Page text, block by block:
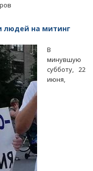
людей на митинг
В
минувшую
субботу, 22
июня,